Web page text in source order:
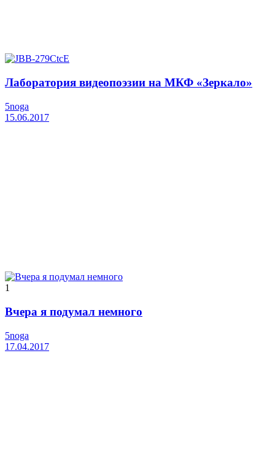
Лаборатория видеопоэзии на МКФ «Зеркало»
5noga
15.06.2017
1
Вчера я подумал немного
5noga
17.04.2017